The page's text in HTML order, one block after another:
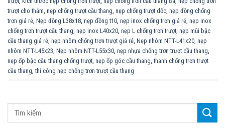
trượt cho thảm nẹp chống trượt cầu thang nẹp chống trượt dốc nẹp đồng chống
trơn giá rẻ Nẹp đồng L38x18 nẹp đồng t10 nẹp inox chống trơn giá rẻ nẹp inox
chống trơn trượt cầu thang nẹp inox L40x20 nẹp L chống trơn trượt nẹp mũi bậc
cầu thang giá rẻ nẹp nhôm chống trơn trượt giá rẻ Nẹp nhôm NTT-L41x20 nẹp
nhôm NTT-L45x23 Nẹp nhôm NTT-L55x30 nẹp nhựa chống trơn trượt cầu thang
nẹp ốp bậc cầu thang chống trượt nẹp ốp góc cầu thang ,thanh chống trơn trượt
cầu thang ,thi công nẹp chống trơn trượt cầu thang